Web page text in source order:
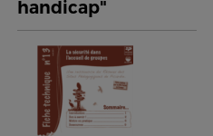
handicap"